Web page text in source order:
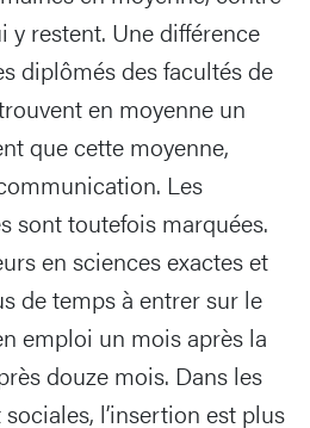
restent. Une différence
diplômés des facultés de
en moyenne un
que cette moyenne,
Les
sont toutefois marquées.
en sciences exactes et
de temps à entrer sur le
emploi un mois après la
douze mois. Dans les
l’insertion est plus